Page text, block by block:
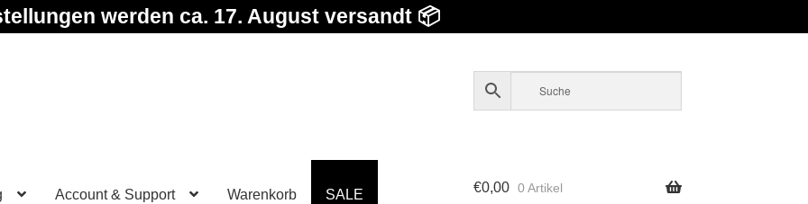
werden ca. 17. August versandt 📦
Account & Support Warenkorb SALE €0,00 0 Artikel